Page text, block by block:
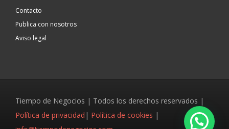
Contacto
Publica con nosotros
Aviso legal
Tiempo de Negocios | Todos los derechos reservados |
Política de privacidad | Política de cookies |